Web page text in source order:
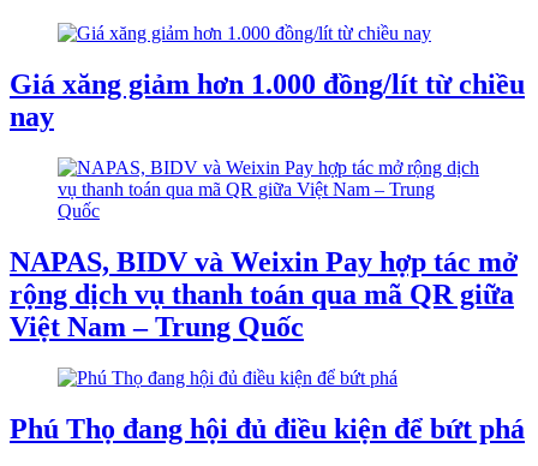
Giá xăng giảm hơn 1.000 đồng/lít từ chiều
nay
NAPAS, BIDV và Weixin Pay hợp tác mở
rộng dịch vụ thanh toán qua mã QR giữa
Việt Nam – Trung Quốc
Phú Thọ đang hội đủ điều kiện để bứt phá